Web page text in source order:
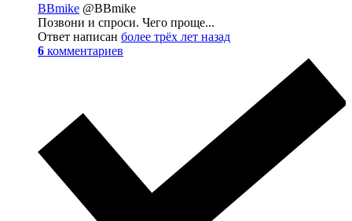
BBmike @BBmike
Позвони и спроси. Чего проще...
Ответ написан более трёх лет назад
6 комментариев